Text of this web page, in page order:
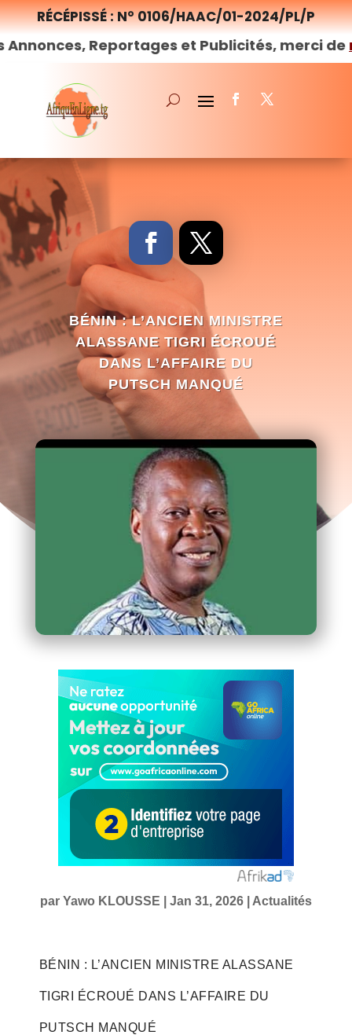
RÉCÉPISSÉ : N° 0106/HAAC/01-2024/PL/P
Reportages et Publicités, merci denous
BÉNIN : L’ANCIEN MINISTRE
ALASSANE TIGRI ÉCROUÉ
DANS L’AFFAIRE DU
PUTSCH MANQUÉ
par Yawo KLOUSSE Jan 31, 2026| Actualités
BÉNIN : L’ANCIEN MINISTRE ALASSANE
TIGRI ÉCROUÉ DANS L’AFFAIRE DU
PUTSCH MANQUÉ